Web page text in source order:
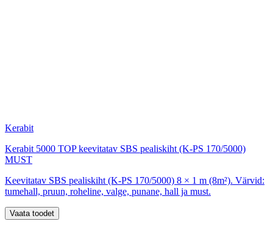
Kerabit
Kerabit 5000 TOP keevitatav SBS pealiskiht (K-PS 170/5000)
MUST
Keevitatav SBS pealiskiht (K-PS 170/5000) 8 × 1 m (8m²). Värvid:
tumehall, pruun, roheline, valge, punane, hall ja must.
Vaata toodet